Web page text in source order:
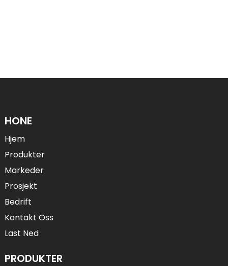
HONE
Hjem
Produkter
Markeder
Prosjekt
Bedrift
Kontakt Oss
Last Ned
PRODUKTER